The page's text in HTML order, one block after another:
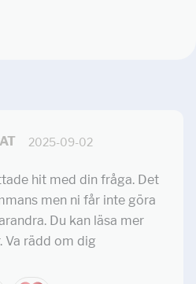
2025-09-02
hit med din fråga. Det
men ni får inte göra
Du kan läsa mer
. Va rädd om dig